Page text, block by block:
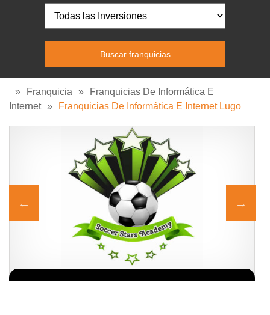
» Franquicia »
Franquicias De Informática E
Internet » Franquicias De Informática E Internet Lugo